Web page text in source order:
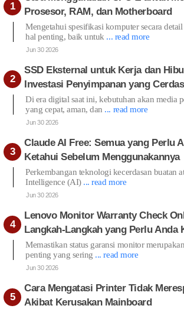
Prosesor, RAM, dan Motherboard
Mengetahui spesifikasi komputer secara
hal penting, baik untuk ... read more
Jun 30 2026
SSD Eksternal untuk Kerja dan
Investasi Penyimpanan yang Cerdas
Di era digital saat ini, kebutuhan akan media
yang cepat, aman, dan ... read more
Jun 30 2026
Claude AI Free: Semua yang Perlu
Ketahui Sebelum Menggunakannya
Perkembangan teknologi kecerdasan buatan
Intelligence (AI) ... read more
Jun 30 2026
Lenovo Monitor Warranty Check
Langkah-Langkah yang Perlu Anda
Memastikan status garansi monitor
penting yang sering ... read more
Jun 30 2026
Cara Mengatasi Printer Tidak
Akibat Kerusakan Mainboard